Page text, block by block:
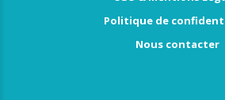
Politique de
Nous contacter